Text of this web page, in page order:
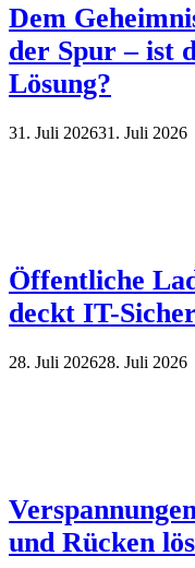
Dem
der Spur – ist
Lösung?
31. Juli 202631. Juli 2026
Öffentliche
deckt IT-
28. Juli 202628. Juli 2026
und Rücken